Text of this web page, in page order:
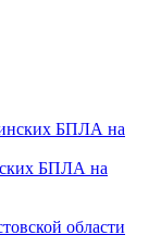
БПЛА на